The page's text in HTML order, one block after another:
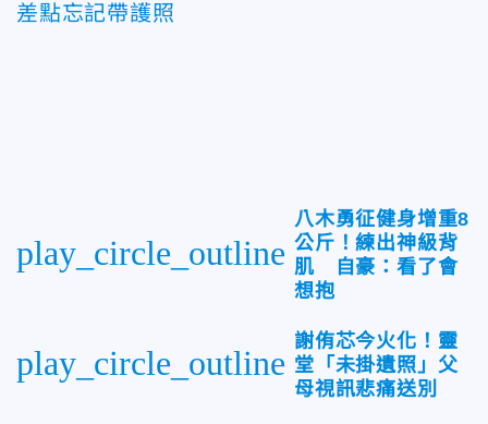
差點忘記帶護照
play_circle_outline
八木勇征健身增重8
公斤！練出神級背
肌 自豪：看了會
想抱
play_circle_outline
謝侑芯今火化！靈
堂「未掛遺照」父
母視訊悲痛送別